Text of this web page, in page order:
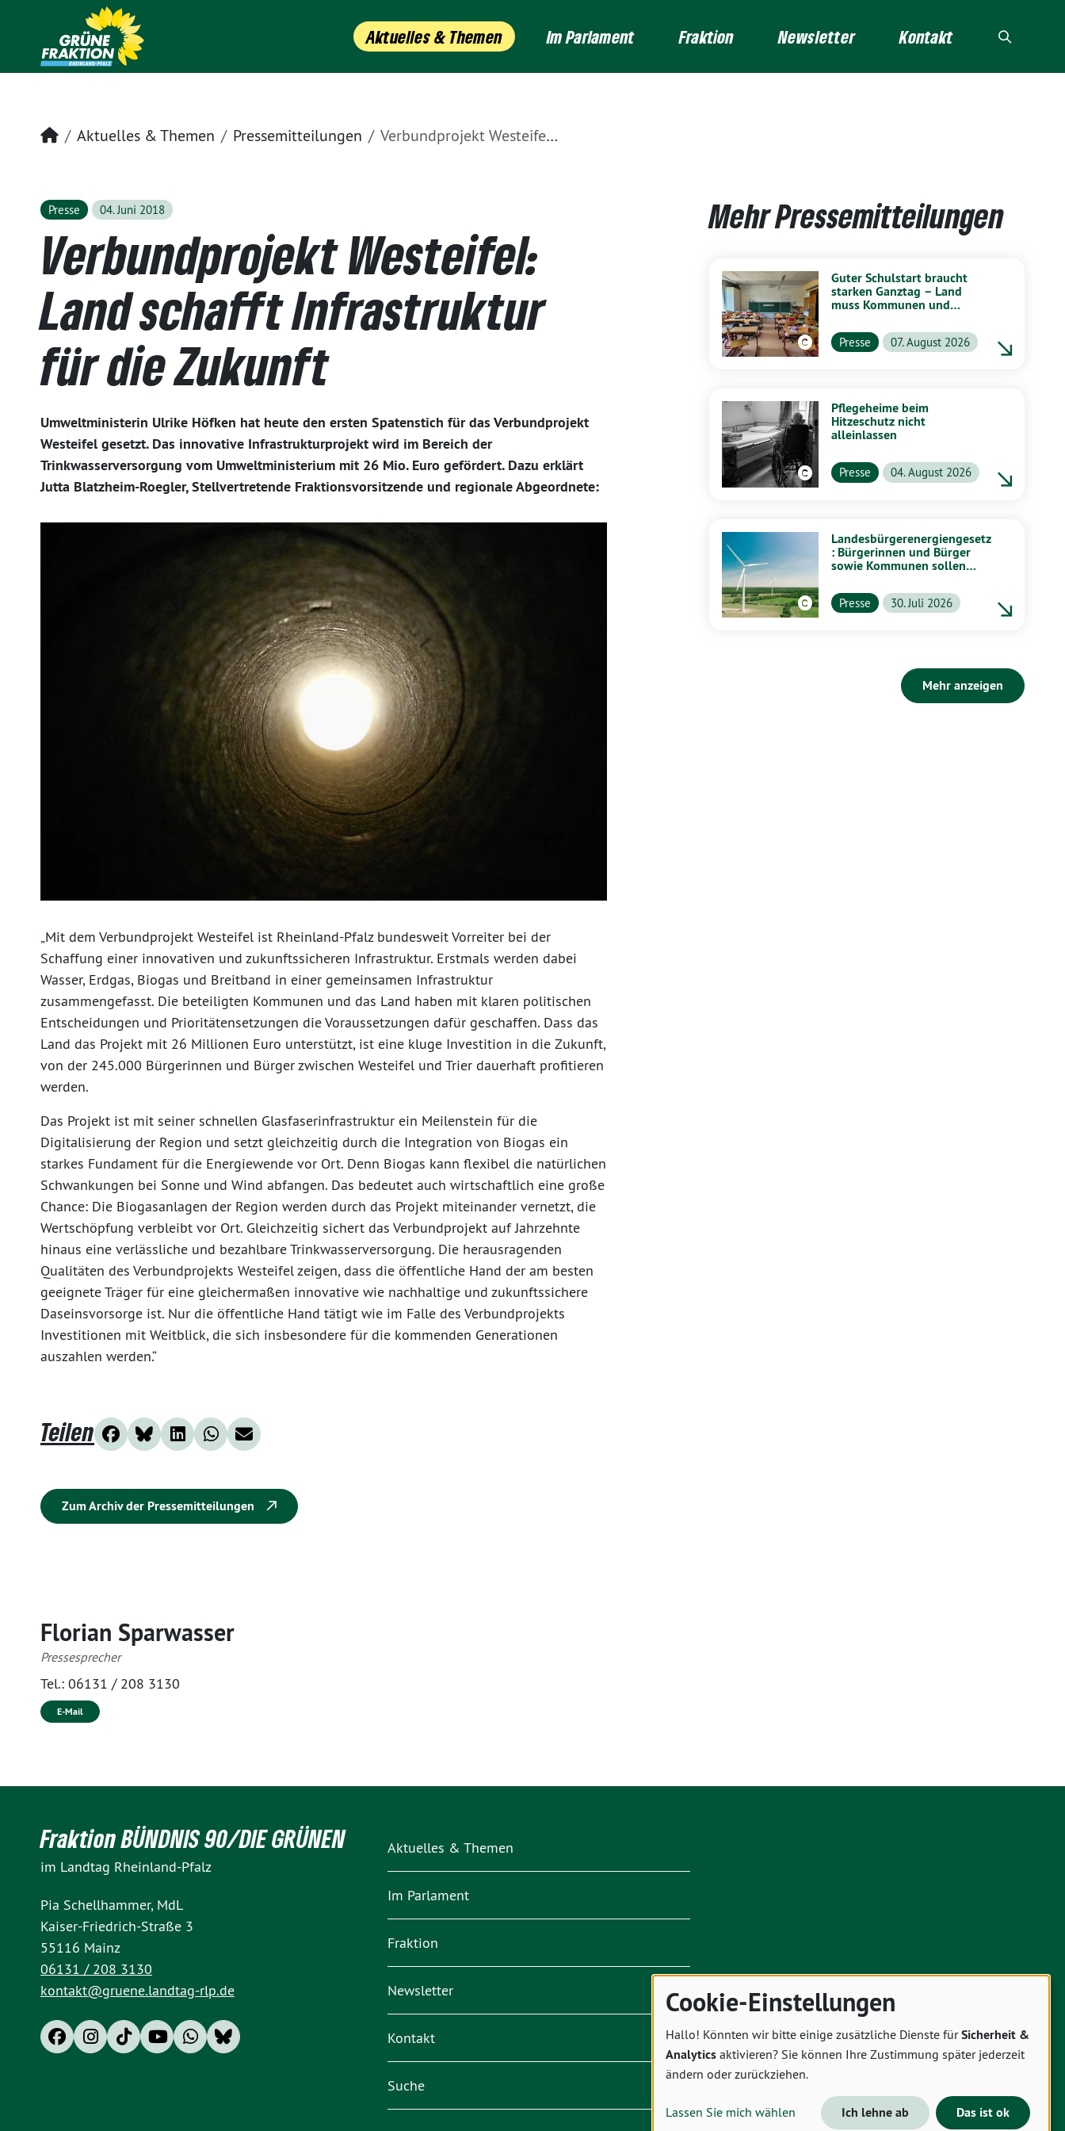
Aktuelles & Themen Im Parlament Fraktion Newsletter Kontakt
Startseite
Aktuelles & Themen Pressemitteilungen Verbundprojekt Westeifel: Land schafft Infrastruktur für die Zukunft
Presse 04. Juni 2018
Verbundprojekt Westeifel:
Land schafft Infrastruktur
für die Zukunft
Umweltministerin Ulrike Höfken hat heute den ersten Spatenstich für das Verbundprojekt
Westeifel gesetzt. Das innovative Infrastrukturprojekt wird im Bereich der
Trinkwasserversorgung vom Umweltministerium mit 26 Mio. Euro gefördert. Dazu erklärt
Jutta Blatzheim-Roegler, Stellvertretende Fraktionsvorsitzende und regionale Abgeordnete:
„Mit dem Verbundprojekt Westeifel ist Rheinland-Pfalz bundesweit Vorreiter bei der
Schaffung einer innovativen und zukunftssicheren Infrastruktur. Erstmals werden dabei
Wasser, Erdgas, Biogas und Breitband in einer gemeinsamen Infrastruktur
zusammengefasst. Die beteiligten Kommunen und das Land haben mit klaren politischen
Entscheidungen und Prioritätensetzungen die Voraussetzungen dafür geschaffen. Dass das
Land das Projekt mit 26 Millionen Euro unterstützt, ist eine kluge Investition in die Zukunft,
von der 245.000 Bürgerinnen und Bürger zwischen Westeifel und Trier dauerhaft profitieren
werden.
Das Projekt ist mit seiner schnellen Glasfaserinfrastruktur ein Meilenstein für die
Digitalisierung der Region und setzt gleichzeitig durch die Integration von Biogas ein
starkes Fundament für die Energiewende vor Ort. Denn Biogas kann flexibel die natürlichen
Schwankungen bei Sonne und Wind abfangen. Das bedeutet auch wirtschaftlich eine große
Chance: Die Biogasanlagen der Region werden durch das Projekt miteinander vernetzt, die
Wertschöpfung verbleibt vor Ort. Gleichzeitig sichert das Verbundprojekt auf Jahrzehnte
hinaus eine verlässliche und bezahlbare Trinkwasserversorgung. Die herausragenden
Qualitäten des Verbundprojekts Westeifel zeigen, dass die öffentliche Hand der am besten
geeignete Träger für eine gleichermaßen innovative wie nachhaltige und zukunftssichere
Daseinsvorsorge ist. Nur die öffentliche Hand tätigt wie im Falle des Verbundprojekts
Investitionen mit Weitblick, die sich insbesondere für die kommenden Generationen
auszahlen werden.“
Teilen
Zum Archiv der Pressemitteilungen
Mehr Pressemitteilungen
Guter Schulstart braucht
starken Ganztag – Land
muss Kommunen und
Presse 07. August 2026
Pflegeheime beim
Hitzeschutz nicht
alleinlassen
Presse 04. August 2026
Landesbürgerenergiengesetz
: Bürgerinnen und Bürger
sowie Kommunen sollen
profitieren
Presse 30. Juli 2026
Mehr anzeigen
Florian Sparwasser
Pressesprecher
Tel.: 06131 / 208 3130
E-Mail
Fraktion BÜNDNIS 90/DIE GRÜNEN
im Landtag Rheinland-Pfalz
Pia Schellhammer, MdL
Kaiser-Friedrich-Straße 3
55116 Mainz
06131 / 208 3130
kontakt@gruene.landtag-rlp.de
Aktuelles & Themen
Im Parlament
Fraktion
Newsletter
Kontakt
Suche
Cookie-Einstellungen
Hallo! Könnten wir bitte einige zusätzliche Dienste fürSicherheit &
Analytics aktivieren? Sie können Ihre Zustimmung später jederzeit
ändern oder zurückziehen.
Lassen Sie mich wählen Ich lehne ab Das ist ok